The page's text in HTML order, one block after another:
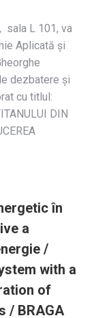
sala L 101, va
Aplicată și
dezbatere și
cu titlul:
DIN
în
a
/
with a
of
/ BRAGA